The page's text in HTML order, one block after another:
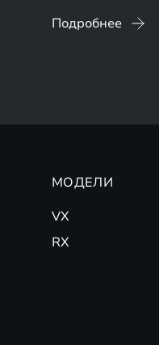
Подробнее
МОДЕЛИ
VX
RX